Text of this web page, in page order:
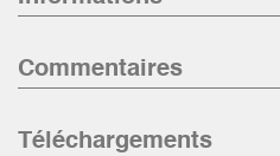
Commentaires
Téléchargements